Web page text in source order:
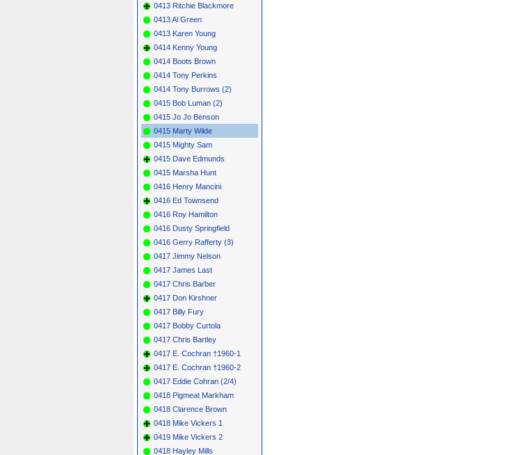
0413 Ritchie Blackmore
0413 Al Green
0413 Karen Young
0414 Kenny Young
0414 Boots Brown
0414 Tony Perkins
0414 Tony Burrows (2)
0415 Bob Luman (2)
0415 Jo Jo Benson
0415 Marty Wilde
0415 Mighty Sam
0415 Dave Edmunds
0415 Marsha Hunt
0416 Henry Mancini
0416 Ed Townsend
0416 Roy Hamilton
0416 Dusty Springfield
0416 Gerry Rafferty (3)
0417 Jimmy Nelson
0417 James Last
0417 Chris Barber
0417 Don Kirshner
0417 Billy Fury
0417 Bobby Curtola
0417 Chris Bartley
0417 E. Cochran †1960-1
0417 E. Cochran †1960-2
0417 Eddie Cohran (2/4)
0418 Pigmeat Markham
0418 Clarence Brown
0418 Mike Vickers 1
0419 Mike Vickers 2
0418 Hayley Mills